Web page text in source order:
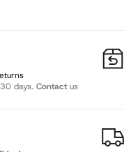
days. Contact us.